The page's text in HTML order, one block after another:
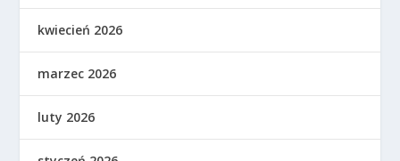
kwiecień 2026
marzec 2026
luty 2026